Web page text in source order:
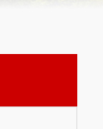
人员
邀请新会员入会函